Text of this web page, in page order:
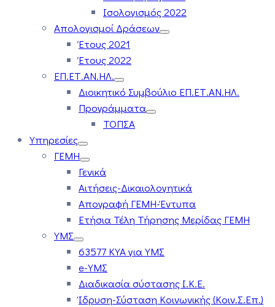
Ισολογισμός 2022
Απολογισμοί Δράσεων
Έτους 2021
Έτους 2022
ΕΠ.ΕΤ.ΑΝ.ΗΛ.
Διοικητικό Συμβούλιο ΕΠ.ΕΤ.ΑΝ.ΗΛ.
Προγράμματα
ΤΟΠΣΑ
Υπηρεσίες
ΓΕΜΗ
Γενικά
Αιτήσεις-Δικαιολογητικά
Απογραφή ΓΕΜΗ-Έντυπα
Ετήσια Τέλη Τήρησης Μερίδας ΓΕΜΗ
ΥΜΣ
63577 ΚΥΑ για ΥΜΣ
e-ΥΜΣ
Διαδικασία σύστασης Ι.Κ.Ε.
Ίδρυση-Σύσταση Κοινωνικής (Κοιν.Σ.Επ.)